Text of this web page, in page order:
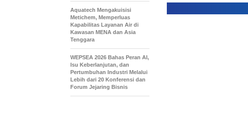
Aquatech Mengakuisisi
Metichem, Memperluas
Kapabilitas Layanan Air di
Kawasan MENA dan Asia
Tenggara
WEPSEA 2026 Bahas Peran AI,
Isu Keberlanjutan, dan
Pertumbuhan Industri Melalui
Lebih dari 20 Konferensi dan
Forum Jejaring Bisnis